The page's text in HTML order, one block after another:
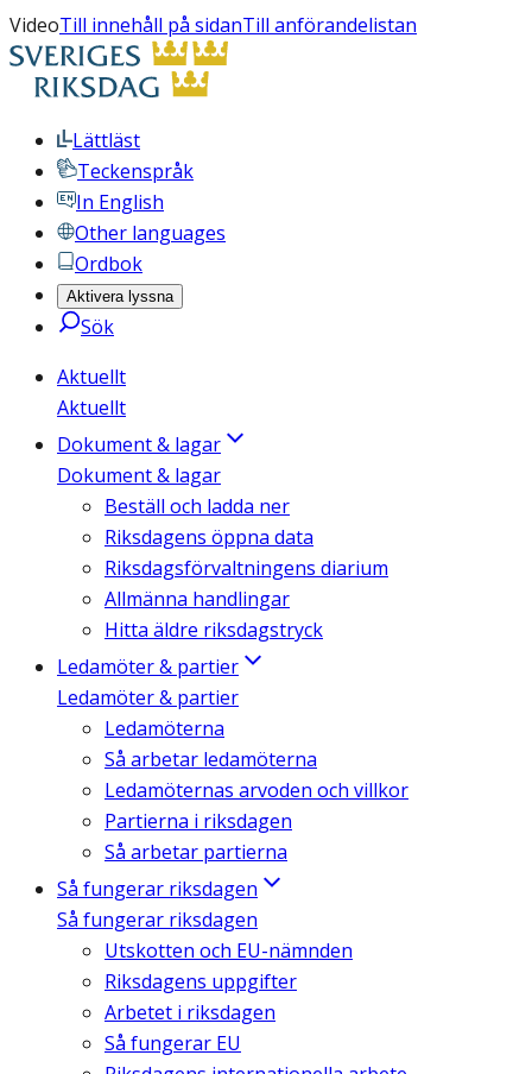
VideoTill innehåll på sidanTill anförandelistan
Lättläst
Teckenspråk
In English
Other languages
Ordbok
Aktivera lyssna
Sök
Aktuellt
Aktuellt
Dokument & lagar
Dokument & lagar
Beställ och ladda ner
Riksdagens öppna data
Riksdagsförvaltningens diarium
Allmänna handlingar
Hitta äldre riksdagstryck
Ledamöter & partier
Ledamöter & partier
Ledamöterna
Så arbetar ledamöterna
Ledamöternas arvoden och villkor
Partierna i riksdagen
Så arbetar partierna
Så fungerar riksdagen
Så fungerar riksdagen
Utskotten och EU-nämnden
Riksdagens uppgifter
Arbetet i riksdagen
Så fungerar EU